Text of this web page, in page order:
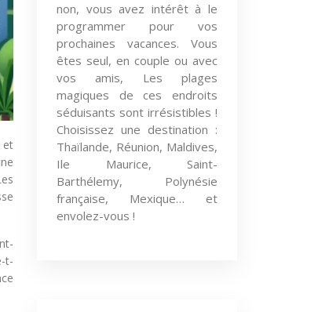
et
t-
non, vous avez intérêt à le
programmer pour vos
prochaines vacances. Vous
êtes seul, en couple ou avec
vos amis, Les plages
magiques de ces endroits
séduisants sont irrésistibles !
Choisissez une destination :
Thaïlande, Réunion, Maldives,
Ile Maurice, Saint-
Barthélemy, Polynésie
française, Mexique… et
envolez-vous !